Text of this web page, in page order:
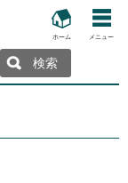
ホーム メニュー